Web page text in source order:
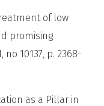
of low
promising
no 10137, p. 2368-
as a Pillar in